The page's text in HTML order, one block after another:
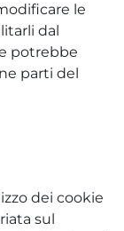
le
dal
potrebbe
parti del
dei cookie
sul